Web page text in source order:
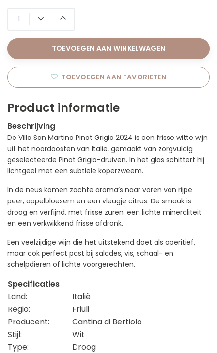
TOEVOEGEN AAN WINKELWAGEN
TOEVOEGEN AAN FAVORIETEN
Product informatie
Beschrijving
De Villa San Martino Pinot Grigio 2024 is een frisse witte wijn
uit het noordoosten van Italië, gemaakt van zorgvuldig
geselecteerde Pinot Grigio-druiven. In het glas schittert hij
lichtgeel met een subtiele koperzweem.
In de neus komen zachte aroma’s naar voren van rijpe
peer, appelbloesem en een vleugje citrus. De smaak is
droog en verfijnd, met frisse zuren, een lichte mineraliteit
en een verkwikkend frisse afdronk.
Een veelzijdige wijn die het uitstekend doet als aperitief,
maar ook perfect past bij salades, vis, schaal- en
schelpdieren of lichte voorgerechten.
Specificaties
Land:
Italië
Regio:
Friuli
Producent:
Cantina di Bertiolo
Stijl:
Wit
Type:
Droog